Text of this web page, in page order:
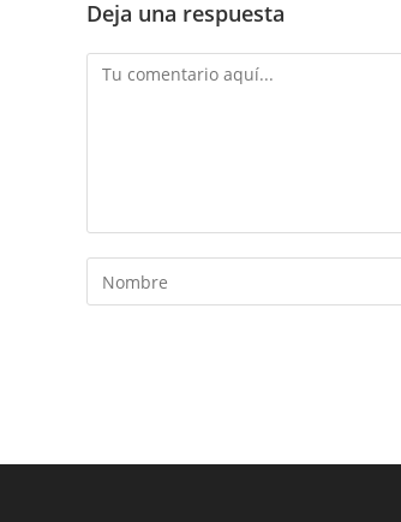
Deja una respuesta